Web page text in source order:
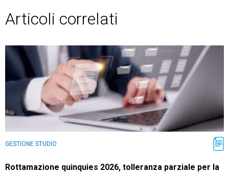
Articoli correlati
GESTIONE STUDIO
Rottamazione quinquies 2026, tolleranza parziale per la